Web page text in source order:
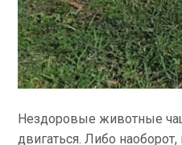
Нездоровые животные
двигаться. Либо наоборот,